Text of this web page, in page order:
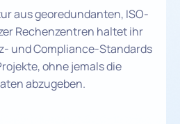
aus georedundanten, ISO-
Rechenzentren haltet ihr
und Compliance-Standards
ohne jemals die
abzugeben.